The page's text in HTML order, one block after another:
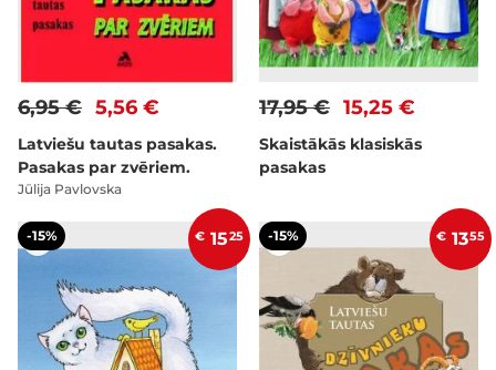
5,56 €
6,95 €
Latviešu tautas pasakas.
Pasakas par zvēriem.
Jūlija Pavlovska
15,25 €
17,95 €
Skaistākās klasiskās
pasakas
-15% € 1525 -15% € 1355